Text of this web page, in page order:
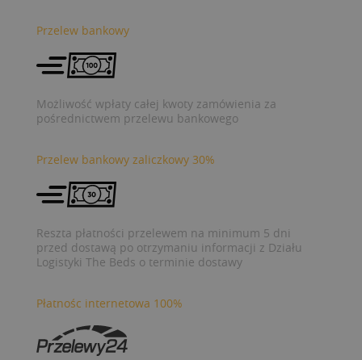
Przelew bankowy
Możliwość wpłaty całej kwoty zamówienia za
pośrednictwem przelewu bankowego
Przelew bankowy zaliczkowy 30%
Reszta płatności przelewem na minimum 5 dni
przed dostawą po otrzymaniu informacji z Działu
Logistyki The Beds o terminie dostawy
Płatnośc internetowa 100%